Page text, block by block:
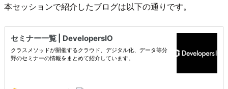
本セッションで紹介したブログは以下の通りです。